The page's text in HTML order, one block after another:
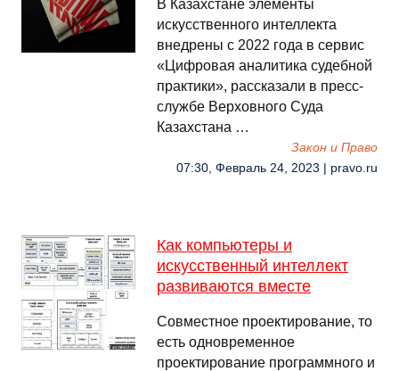
В Казахстане элементы
искусственного интеллекта
внедрены с 2022 года в сервис
«Цифровая аналитика судебной
практики», рассказали в пресс-
службе Верховного Суда
Казахстана …
Закон и Право
07:30, Февраль 24, 2023 | pravo.ru
Как компьютеры и
искусственный интеллект
развиваются вместе
Совместное проектирование, то
есть одновременное
проектирование программного и